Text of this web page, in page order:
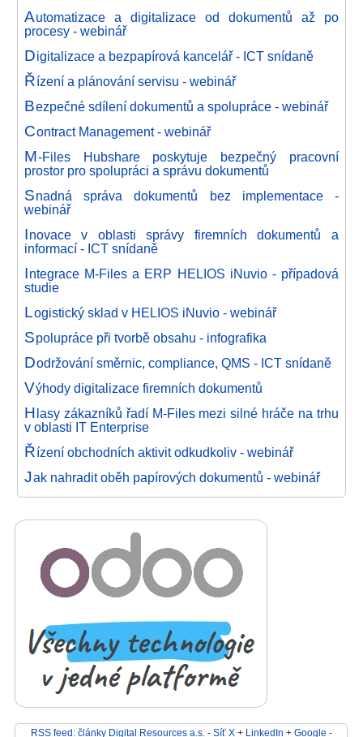
Automatizace a digitalizace od dokumentů až po
procesy - webinář
Digitalizace a bezpapírová kancelář - ICT snídaně
Řízení a plánování servisu - webinář
Bezpečné sdílení dokumentů a spolupráce - webinář
Contract Management - webinář
M-Files Hubshare poskytuje bezpečný pracovní
prostor pro spolupráci a správu dokumentů
Snadná správa dokumentů bez implementace -
webinář
Inovace v oblasti správy firemních dokumentů a
informací - ICT snídaně
Integrace M-Files a ERP HELIOS iNuvio - případová
studie
Logistický sklad v HELIOS iNuvio - webinář
Spolupráce při tvorbě obsahu - infografika
Dodržování směrnic, compliance, QMS - ICT snídaně
Výhody digitalizace firemních dokumentů
Hlasy zákazníků řadí M-Files mezi silné hráče na trhu
v oblasti IT Enterprise
Řízení obchodních aktivit odkudkoliv - webinář
Jak nahradit oběh papírových dokumentů - webinář
RSS feed: články Digital Resources a.s. - Síť X+ LinkedIn + Google -